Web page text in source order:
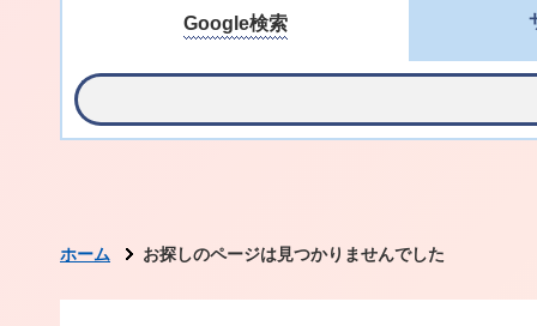
Google検索
ホーム お探しのページは見つかりませんでした